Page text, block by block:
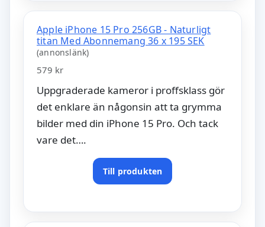
Apple iPhone 15 Pro 256GB - Naturligt
titan Med Abonnemang 36 x 195 SEK
(annonslänk)
579 kr
Uppgraderade kameror i proffsklass gör
det enklare än någonsin att ta grymma
bilder med din iPhone 15 Pro. Och tack
vare det….
Till produkten